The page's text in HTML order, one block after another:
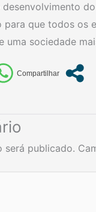
para que todos os
sociedade
será publicado.